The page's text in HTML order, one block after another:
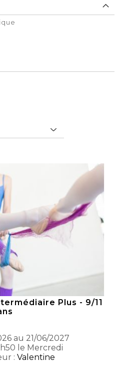
Plus - 9/11
au 21/06/2027
le Mercredi
: Valentine